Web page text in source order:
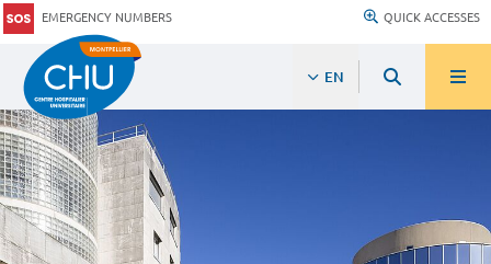
EMERGENCY NUMBERS QUICK ACCESSES
EN